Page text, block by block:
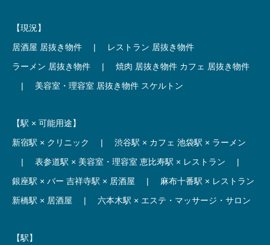
【現況】
居酒屋 居抜き物件
|
レストラン 居抜き物件
ラーメン 居抜き物件
| 焼肉 居抜き物件 カフェ 居抜き物件
|
美容室・理容室 居抜き物件 スケルトン
【駅 × 可能用途】
新宿駅 × クリニック
| 渋谷駅 × カフェ 池袋駅 × ラーメン
|
表参道駅 × 美容室・理容室 恵比寿駅 × レストラン
|
銀座駅 × バー 吉祥寺駅 × 居酒屋 |
麻布十番駅 × レストラン
新橋駅 × 居酒屋
| 六本木駅 × エステ・マッサージ・サロン
【駅】